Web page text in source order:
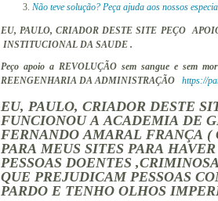
Não teve solução? Peça ajuda aos nossos
EU, PAULO, CRIADOR DESTE SITE PEÇO
INSTITUCIONAL DA SAUDE .
Peço apoio a REVOLUÇÃO sem sangue e sem
REENGENHARIA DA ADMINISTRAÇÃO https://
EU, PAULO, CRIADOR DESTE
FUNCIONOU A ACADEMIA DE
FERNANDO AMARAL FRANÇA (
PARA MEUS SITES PARA
PESSOAS DOENTES
QUE PREJUDICAM PESSOAS
PARDO E TENHO OLHOS